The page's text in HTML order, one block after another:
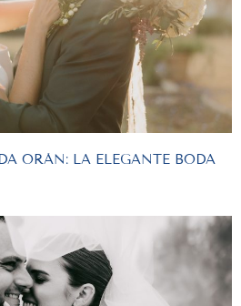
ORÁN: LA ELEGANTE BODA